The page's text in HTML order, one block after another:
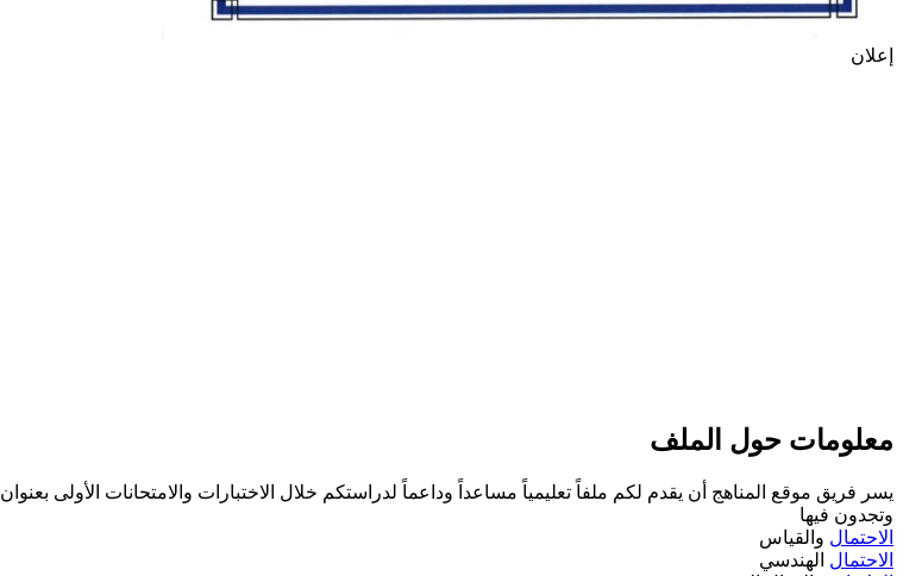
إعلان
معلومات حول الملف
يسر فريق موقع المناهج أن يقدم لكم ملفاً تعليمياً مساعداً وداعماً لدراستكم خلال الاختبارات والامتحانات الأولى بعنوان
وتجدون فيها
الاحتمال والقياس
الاحتمال الهندسي